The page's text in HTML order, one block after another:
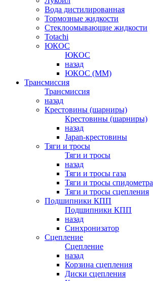
Вода дистилированная
Тормозные жидкости
Стеклоомывающие жидкости
Totachi
ЮКОС
ЮКОС
назад
ЮКОС (ММ)
Трансмиссия
Трансмиссия
назад
Крестовины (шарниры)
Крестовины (шарниры)
назад
Japan-крестовины
Тяги и тросы
Тяги и тросы
назад
Тяги и тросы газа
Тяги и тросы спидометра
Тяги и тросы сцепления
Подшипники КПП
Подшипники КПП
назад
Синхронизатор
Сцепление
Сцепление
назад
Корзина сцепления
Диски сцепления